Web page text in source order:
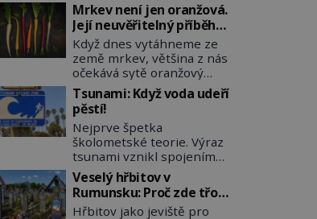
Mrkev není jen oranžová.
Její neuvěřitelný příběh
začíná fialovou barvou
Když dnes vytáhneme ze
země mrkev, většina z nás
očekává sytě oranžový
kořen. Jenže po většinu
své historie je mrkev
všechno možné, jen ne
oranžová. Je fialová, žlutá,
bílá, někdy dokonce téměř
černá. Až díky stovkám let
pečlivého šlechtění se z ní
stává zelenina, bez které
si českou zahradu ani
Tsunami: Když voda udeří
pěstí!
Nejprve špetka
školometské teorie. Výraz
tsunami vznikl spojením
japonských slov tsu
(přístav) a nami (vlna).
Jedná se o dlouhou vlnu,
která je na volném moři
Veselý hřbitov v
Rumunsku: Proč zde třou
pohřební plačky bídu s
Hřbitov jako jeviště pro